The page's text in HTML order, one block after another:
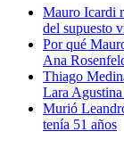
Mauro Icardi
del supuesto
Por qué
Ana
Thiago
Lara
Murió
tenía 51 años